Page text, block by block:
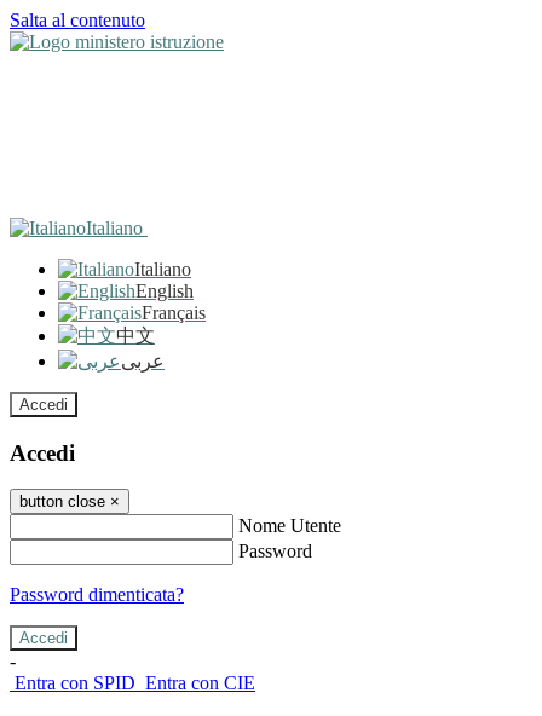
Salta al contenuto
Italiano
Italiano
English
Français
中文
عربى
Accedi
Accedi
button close ×
Nome Utente
Password
Password dimenticata?
-
Entra con SPID Entra con CIE